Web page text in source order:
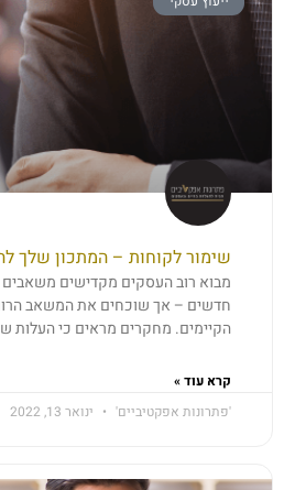
שימור לקוחות – המתכון שלך
מבוא רוב העסקים מקדישים משאבים
חדשים – אך שוכחים את המשאב
הקיימים. מחקרים מראים כי העלות
קרא עוד »
'פתרונות אפקטיביים'
ינואר 13, 2022